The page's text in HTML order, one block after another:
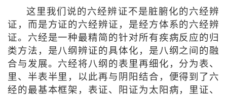
这里我们说的六经辨证不是脏腑化的六经辨
证，而是方证的六经辨证，是经方体系的六经辨
证。六经是一种最精简的针对所有疾病反应的归
类方法，是八纲辨证的具体化，是八纲之间的融
合与发展。六经将八纲的表里再细化，分为表、
里、半表半里，以此再与阴阳结合，便得到了六
经的最基本框架，表证、阳证为太阳病，里证、